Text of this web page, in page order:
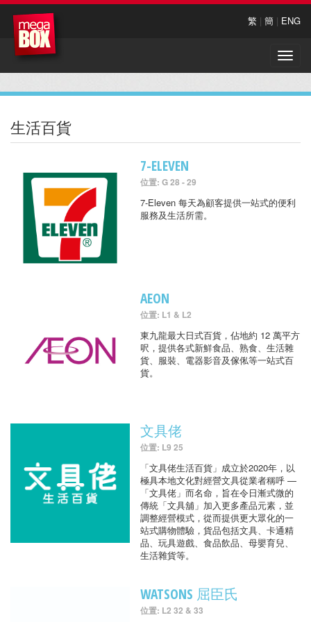
繁 | 簡 | ENG
Toggle
生活百貨
7-ELEVEN
位置: G 28 - 29
7-Eleven 每天為顧客提供一站式的便利
服務及生活所需。
AEON
位置: L1 & L2
東九龍最大日式百貨，佔地約 12 萬平方
呎，提供各式新鮮食品、熟食、生活雜
貨、服裝、電器影音及傢俬等一站式百
貨。
文具佬
位置: L9 25
「文具佬生活百貨」成立於2020年，以
極具本地文化對經營文具從業者稱呼 —
「文具佬」而名命，旨在令日漸式微的
傳統「文具舖」加入更多產品元素，並
調整經營模式，從而提供更大眾化的一
站式購物體驗，貨品包括文具、卡通精
品、玩具遊戲、食品飲品、母嬰育兒、
生活雜貨等。
WATSONS 屈臣氏
位置: L2 32 & 33